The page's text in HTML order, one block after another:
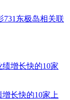
731东极岛相关联
长快的10家上